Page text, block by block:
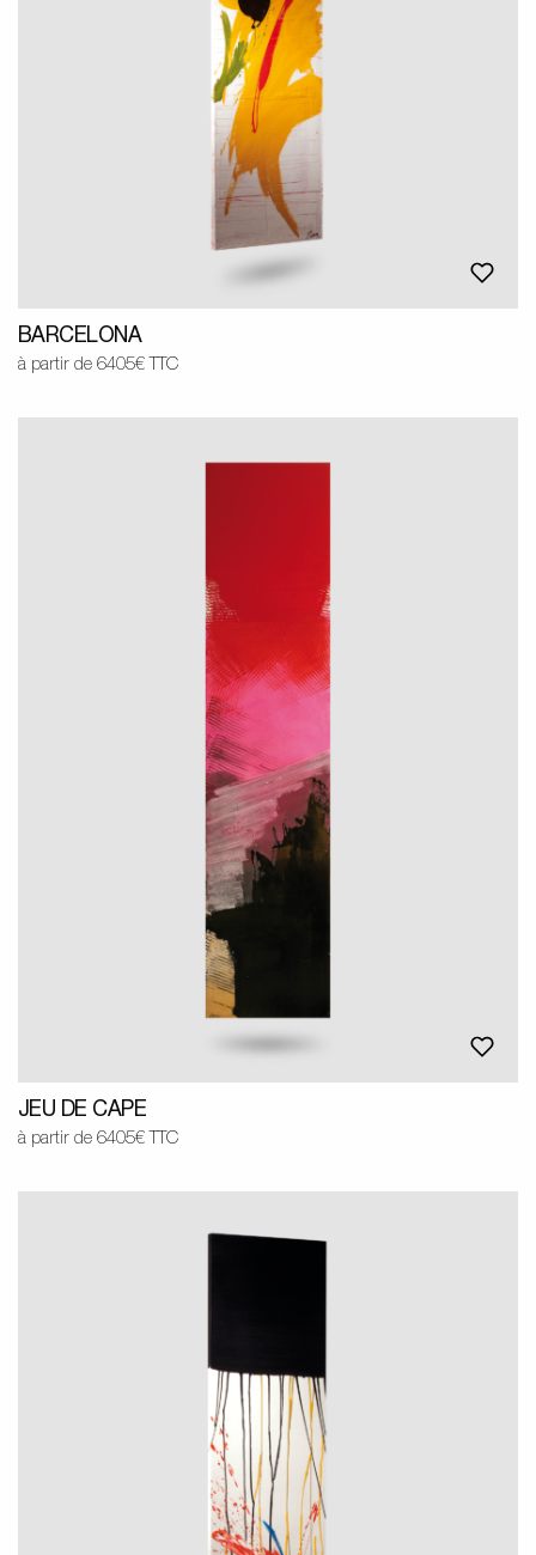
BARCELONA
à partir de 6405€ TTC
JEU DE CAPE
à partir de 6405€ TTC